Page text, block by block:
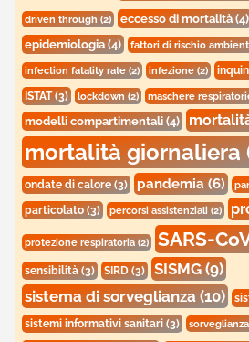
driven through(2) eccesso di mortalità(4)
epidemiologia(4) fattori di rischio
infection fatality rate(2) infezione(2)
ISTAT(3) lockdown(2) maschere
modelli compartimentali(4)
mortalità giornaliera
ondate di calore(3) pandemia(6)
particolato(3) percorsi assistenziali(2)
protezione respiratoria(2) SARS-
sensibilità(3) SIRD(3) SISMG(9)
sistema di sorveglianza(10)
sistemi informativi sanitari(3) sorveglianza